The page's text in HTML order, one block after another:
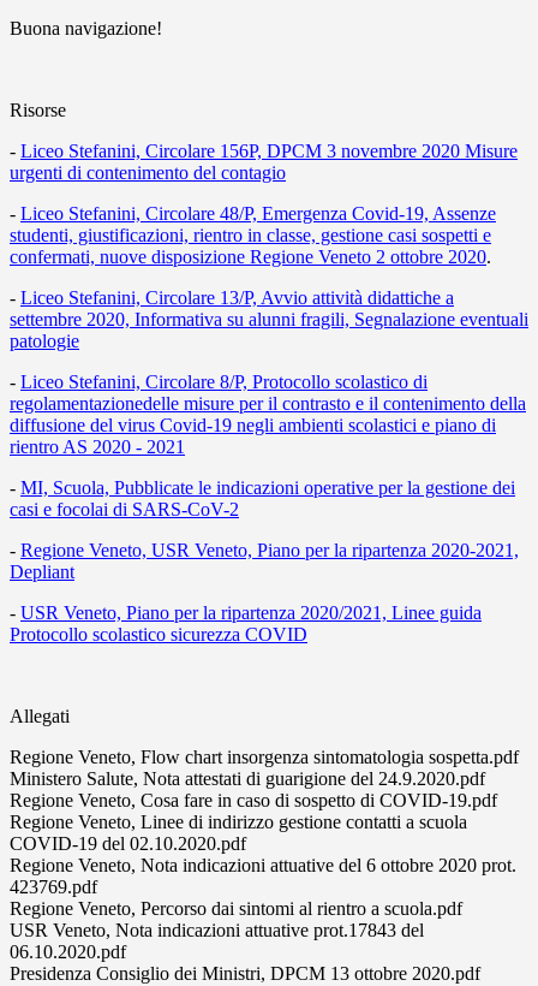
Buona navigazione!
Risorse
- Liceo Stefanini, Circolare 156P, DPCM 3 novembre 2020 Misure
urgenti di contenimento del contagio
- Liceo Stefanini, Circolare 48/P, Emergenza Covid-19, Assenze
studenti, giustificazioni, rientro in classe, gestione casi sospetti e
confermati, nuove disposizione Regione Veneto 2 ottobre 2020.
- Liceo Stefanini, Circolare 13/P, Avvio attività didattiche a
settembre 2020, Informativa su alunni fragili, Segnalazione eventuali
patologie
- Liceo Stefanini, Circolare 8/P, Protocollo scolastico di
regolamentazionedelle misure per il contrasto e il contenimento della
diffusione del virus Covid-19 negli ambienti scolastici e piano di
rientro AS 2020 - 2021
- MI, Scuola, Pubblicate le indicazioni operative per la gestione dei
casi e focolai di SARS-CoV-2
- Regione Veneto, USR Veneto, Piano per la ripartenza 2020-2021,
Depliant
- USR Veneto, Piano per la ripartenza 2020/2021, Linee guida
Protocollo scolastico sicurezza COVID
Allegati
Regione Veneto, Flow chart insorgenza sintomatologia sospetta.pdf
Ministero Salute, Nota attestati di guarigione del 24.9.2020.pdf
Regione Veneto, Cosa fare in caso di sospetto di COVID-19.pdf
Regione Veneto, Linee di indirizzo gestione contatti a scuola
COVID-19 del 02.10.2020.pdf
Regione Veneto, Nota indicazioni attuative del 6 ottobre 2020 prot.
423769.pdf
Regione Veneto, Percorso dai sintomi al rientro a scuola.pdf
USR Veneto, Nota indicazioni attuative prot.17843 del
06.10.2020.pdf
Presidenza Consiglio dei Ministri, DPCM 13 ottobre 2020.pdf